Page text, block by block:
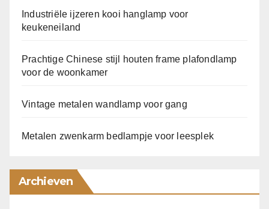
Industriële ijzeren kooi hanglamp voor
keukeneiland
Prachtige Chinese stijl houten frame plafondlamp
voor de woonkamer
Vintage metalen wandlamp voor gang
Metalen zwenkarm bedlampje voor leesplek
Archieven